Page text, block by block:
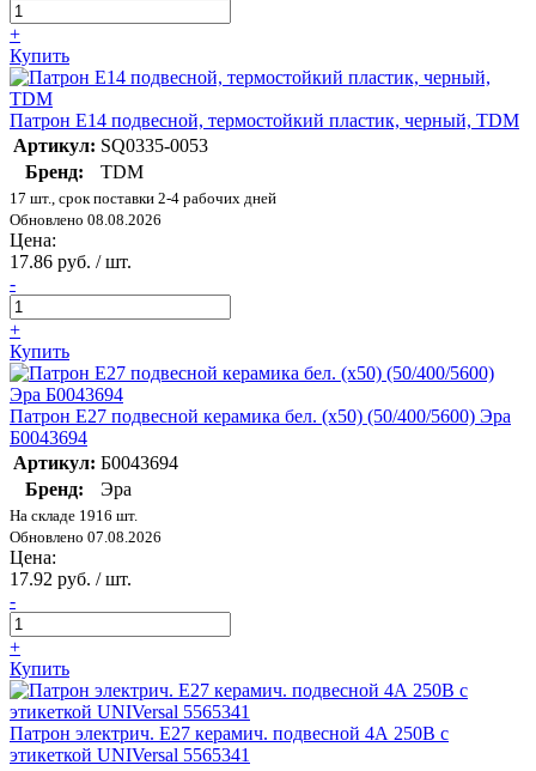
+
Купить
Патрон Е14 подвесной, термостойкий пластик, черный, TDM
Артикул: SQ0335-0053
Бренд:
TDM
17 шт., срок поставки 2-4 рабочих дней
Обновлено 08.08.2026
Цена:
17.86 руб. / шт.
-
+
Купить
Патрон E27 подвесной керамика бел. (х50) (50/400/5600) Эра
Б0043694
Артикул: Б0043694
Бренд:
Эра
На складе 1916 шт.
Обновлено 07.08.2026
Цена:
17.92 руб. / шт.
-
+
Купить
Патрон электрич. E27 керамич. подвесной 4А 250В с
этикеткой UNIVersal 5565341